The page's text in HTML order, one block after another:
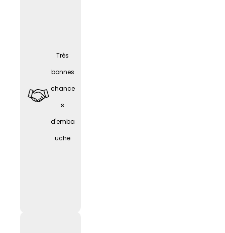
LIFE
domici
le
(selon
l'activit
é) avec
équipe
Très
bonnes
chance
s
d'emba
uche